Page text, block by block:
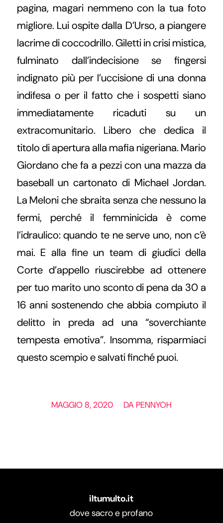
pagina, magari nemmeno con la tua foto
migliore. Lui ospite dalla D’Urso, a piangere
lacrime di coccodrillo. Giletti in crisi mistica,
fulminato dall’indecisione se fingersi
indignato più per l’uccisione di una donna
indifesa o per il fatto che i sospetti siano
immediatamente ricaduti su un
extracomunitario. Libero che dedica il
titolo di apertura alla mafia nigeriana. Mario
Giordano che fa a pezzi con una mazza da
baseball un cartonato di Michael Jordan.
La Meloni che sbraita senza che nessuno la
fermi, perché il femminicida è come
l’idraulico: quando te ne serve uno, non c’è
mai. E alla fine un team di giudici della
Corte d’appello riuscirebbe ad ottenere
per tuo marito uno sconto di pena da 30 a
16 anni sostenendo che abbia compiuto il
delitto in preda ad una “soverchiante
tempesta emotiva”. Insomma, risparmiaci
questo scempio e salvati finché puoi.
MAGGIO 8, 2020
/ DAPENNYOH
iltumulto.it
dove sacro e profano